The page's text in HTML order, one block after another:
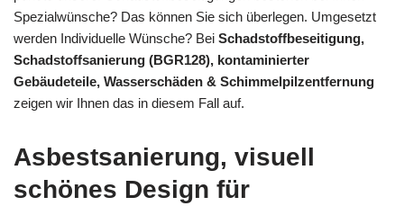
Spezialwünsche? Das können Sie sich überlegen. Umgesetzt
werden Individuelle Wünsche? Bei Schadstoffbeseitigung,
Schadstoffsanierung (BGR128), kontaminierter
Gebäudeteile, Wasserschäden & Schimmelpilzentfernung
zeigen wir Ihnen das in diesem Fall auf.
Asbestsanierung, visuell
schönes Design für